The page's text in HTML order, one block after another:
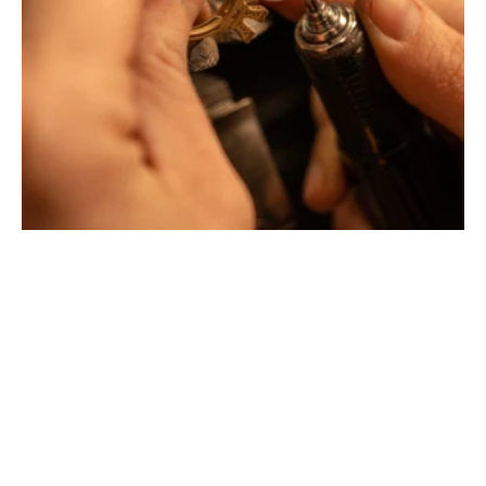
Créateurs joailliers, révolutionnent les codes de la
joaillerie traditionnelle en y apportant des formes et des
couleurs hors du commun. Au delà des modes, la
Maison Tournaire a forgé son style de caractère et
d'élévation en puisant dans ses voyages ainsi que ses
différentes rencontres.
La Maison Tournaire qui a ouvert ses portes en 1984 à
Montbrison, en France, propose aujourd'hui ces bijoux